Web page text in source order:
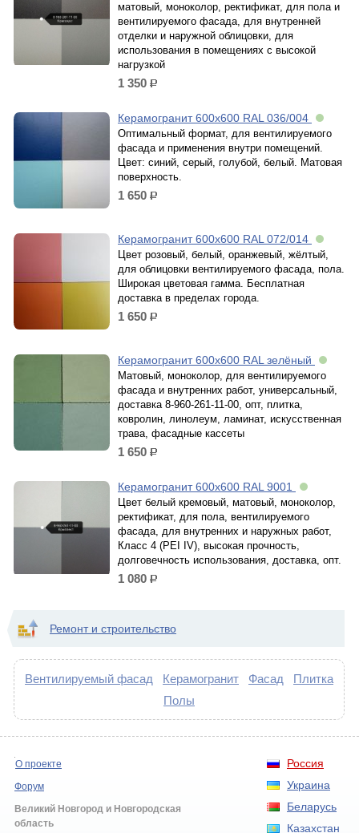
матовый, моноколор, ректификат, для пола и
вентилируемого фасада, для внутренней
отделки и наружной облицовки, для
использования в помещениях с высокой
нагрузкой
1 350 р.
Керамогранит 600х600 RAL 036/004
Оптимальный формат, для вентилируемого
фасада и применения внутри помещений.
Цвет: синий, серый, голубой, белый. Матовая
поверхность.
1 650 р.
Керамогранит 600х600 RAL 072/014
Цвет розовый, белый, оранжевый, жёлтый,
для облицовки вентилируемого фасада, пола.
Широкая цветовая гамма. Бесплатная
доставка в пределах города.
1 650 р.
Керамогранит 600х600 RAL зелёный
Матовый, моноколор, для вентилируемого
фасада и внутренних работ, универсальный,
доставка 8-960-261-11-00, опт, плитка,
ковролин, линолеум, ламинат, искусственная
трава, фасадные кассеты
1 650 р.
Керамогранит 600х600 RAL 9001
Цвет белый кремовый, матовый, моноколор,
ректификат, для пола, вентилируемого
фасада, для внутренних и наружных работ,
Класс 4 (PEI IV), высокая прочность,
долговечность использования, доставка, опт.
1 080 р.
Ремонт и строительство
Вентилируемый фасад Керамогранит Фасад
Плитка
Полы
Россия
Украина
Беларусь
Казахстан
О проекте
Форум
Великий Новгород и Новгородская
область